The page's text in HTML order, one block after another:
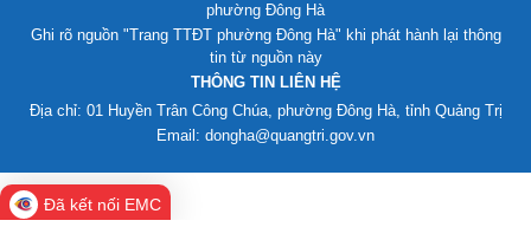
phường Đông Hà
Ghi rõ nguồn "Trang TTĐT phường Đông Hà" khi phát hành lại thông
tin từ nguồn này
THÔNG TIN LIÊN HỆ
Địa chỉ: 01 Huyền Trân Công Chúa, phường Đông Hà, tỉnh Quảng Trị
Email: dongha@quangtri.gov.vn
Đã kết nối EMC